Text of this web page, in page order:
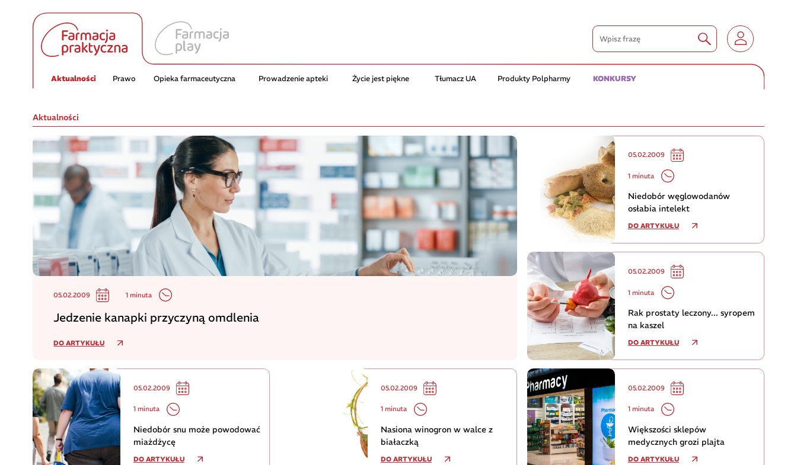
Aktualności Prawo Opieka farmaceutyczna Prowadzenie apteki Życie jest piękne Tłumacz UA Produkty Polpharmy KONKURSY
Aktualności
05.02.2009 1 minuta
Jedzenie kanapki przyczyną omdlenia
DO ARTYKUŁU
05.02.2009
1 minuta
Niedobór węglowodanów
osłabia intelekt
DO ARTYKUŁU
05.02.2009
1 minuta
Rak prostaty leczony... syropem
na kaszel
DO ARTYKUŁU
05.02.2009
1 minuta
Niedobór snu może powodować
miażdżycę
DO ARTYKUŁU
05.02.2009
1 minuta
Nasiona winogron w walce z
białaczką
DO ARTYKUŁU
05.02.2009
1 minuta
Większości sklepów
medycznych grozi plajta
DO ARTYKUŁU